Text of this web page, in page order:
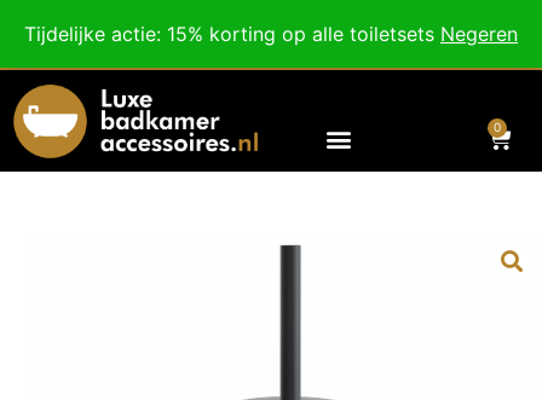
Tijdelijke actie: 15% korting op alle toiletsets Negeren
Voor 18:00 besteld, morgen in huis!
0